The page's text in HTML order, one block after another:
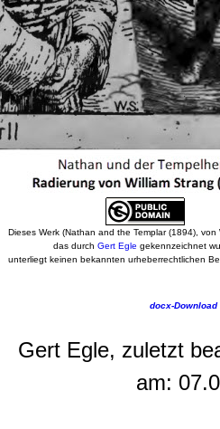
Dieses Werk (Nathan and the Templar(1894), von
das durch Gert Egle gekennzeichnet
unterliegt keinen bekannten urheberrechtlichen
docx-
Gert Egle, zuletzt
am: